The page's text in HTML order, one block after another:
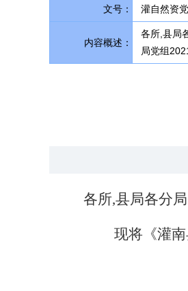
文号： 灌自然资
内容概述：
各所,县局
局党组
各所,县局各分
现将《灌